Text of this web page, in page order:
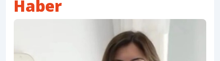
Haber